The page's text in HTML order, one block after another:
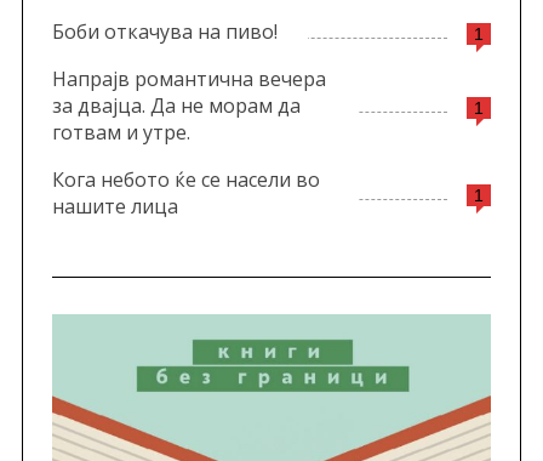
1
Боби откачува на пиво!
1
Напрајв романтична вечера
за двајца. Да не морам да
готвам и утре.
1
Кога небото ќе се насели во
нашите лица